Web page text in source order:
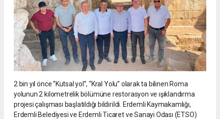
2 bin yıl önce ‘’Kutsal yol’’, “Kral Yolu” olarak ta bilinen Roma
yolunun 2 kilometrelik bölümüne restorasyon ve ışıklandırma
projesi çalışması başlatıldığı bildirildi. Erdemli Kaymakamlığı,
Erdemli Belediyesi ve Erdemli Ticaret ve Sanayi Odası (ETSO)